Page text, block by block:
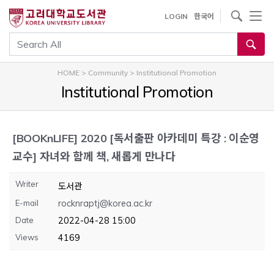
건
기
통합검색
LOGIN 한국어
사이트내 검색
HOME > Community > Institutional Promotion
Institutional Promotion
[BOOKnLIFE] 2020 [독서출판 아카데미 특강 : 이순영
교수] 자녀와 함께 책, 새롭게 만나다
Writer 도서관
E-mail rocknraptj@korea.ac.kr
Date 2022-04-28 15:00
Views 4169